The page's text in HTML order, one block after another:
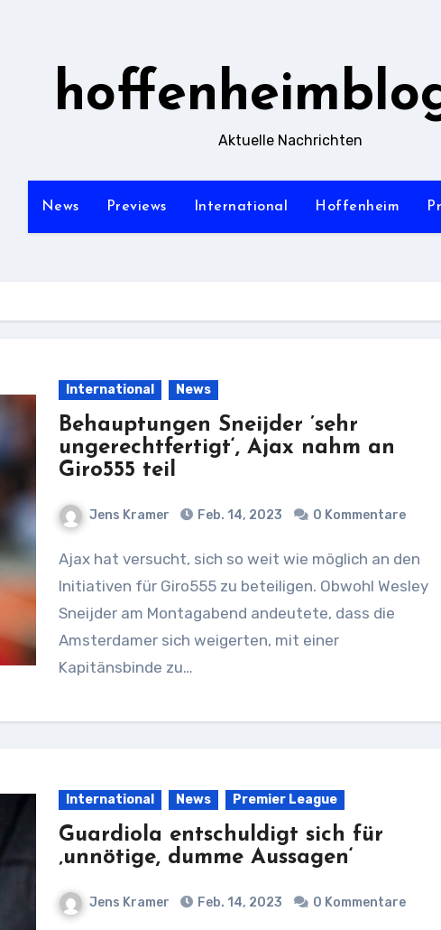
Aktuelle Nachrichten
News Previews International Hoffenheim
International News
Behauptungen Sneijder ’sehr
ungerechtfertigt‘, Ajax nahm an
Giro555 teil
Jens Kramer Feb. 14, 2023 0 Kommentare
Ajax hat versucht, sich so weit wie möglich an den
Initiativen für Giro555 zu beteiligen. Obwohl Wesley
Sneijder am Montagabend andeutete, dass die
Amsterdamer sich weigerten, mit einer
Kapitänsbinde zu…
International News Premier League
Guardiola entschuldigt sich für
‚unnötige, dumme Aussagen‘
Jens Kramer Feb. 14, 2023 0 Kommentare